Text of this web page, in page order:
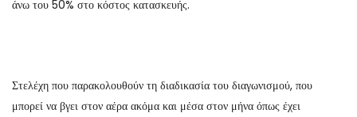
άνω του 50% στο κόστος κατασκευής.
Στελέχη που παρακολουθούν τη διαδικασία του διαγωνισμού, που
μπορεί να βγει στον αέρα ακόμα και μέσα στον μήνα όπως έχει